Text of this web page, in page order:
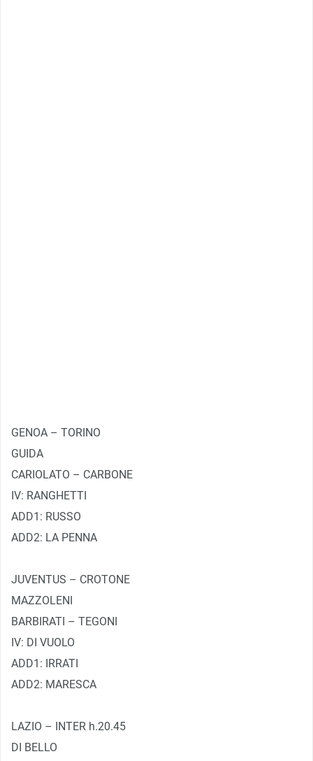
GENOA – TORINO
GUIDA
CARIOLATO – CARBONE
IV: RANGHETTI
ADD1: RUSSO
ADD2: LA PENNA
JUVENTUS – CROTONE
MAZZOLENI
BARBIRATI – TEGONI
IV: DI VUOLO
ADD1: IRRATI
ADD2: MARESCA
LAZIO – INTER h.20.45
DI BELLO